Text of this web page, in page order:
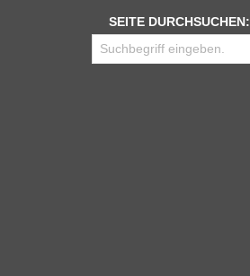
SEITE DURCHSUCHEN: